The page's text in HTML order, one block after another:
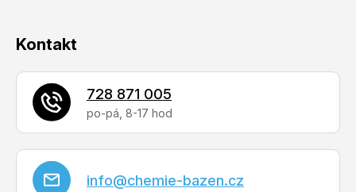
Kontakt
info@chemie-bazen.cz
728 871 005